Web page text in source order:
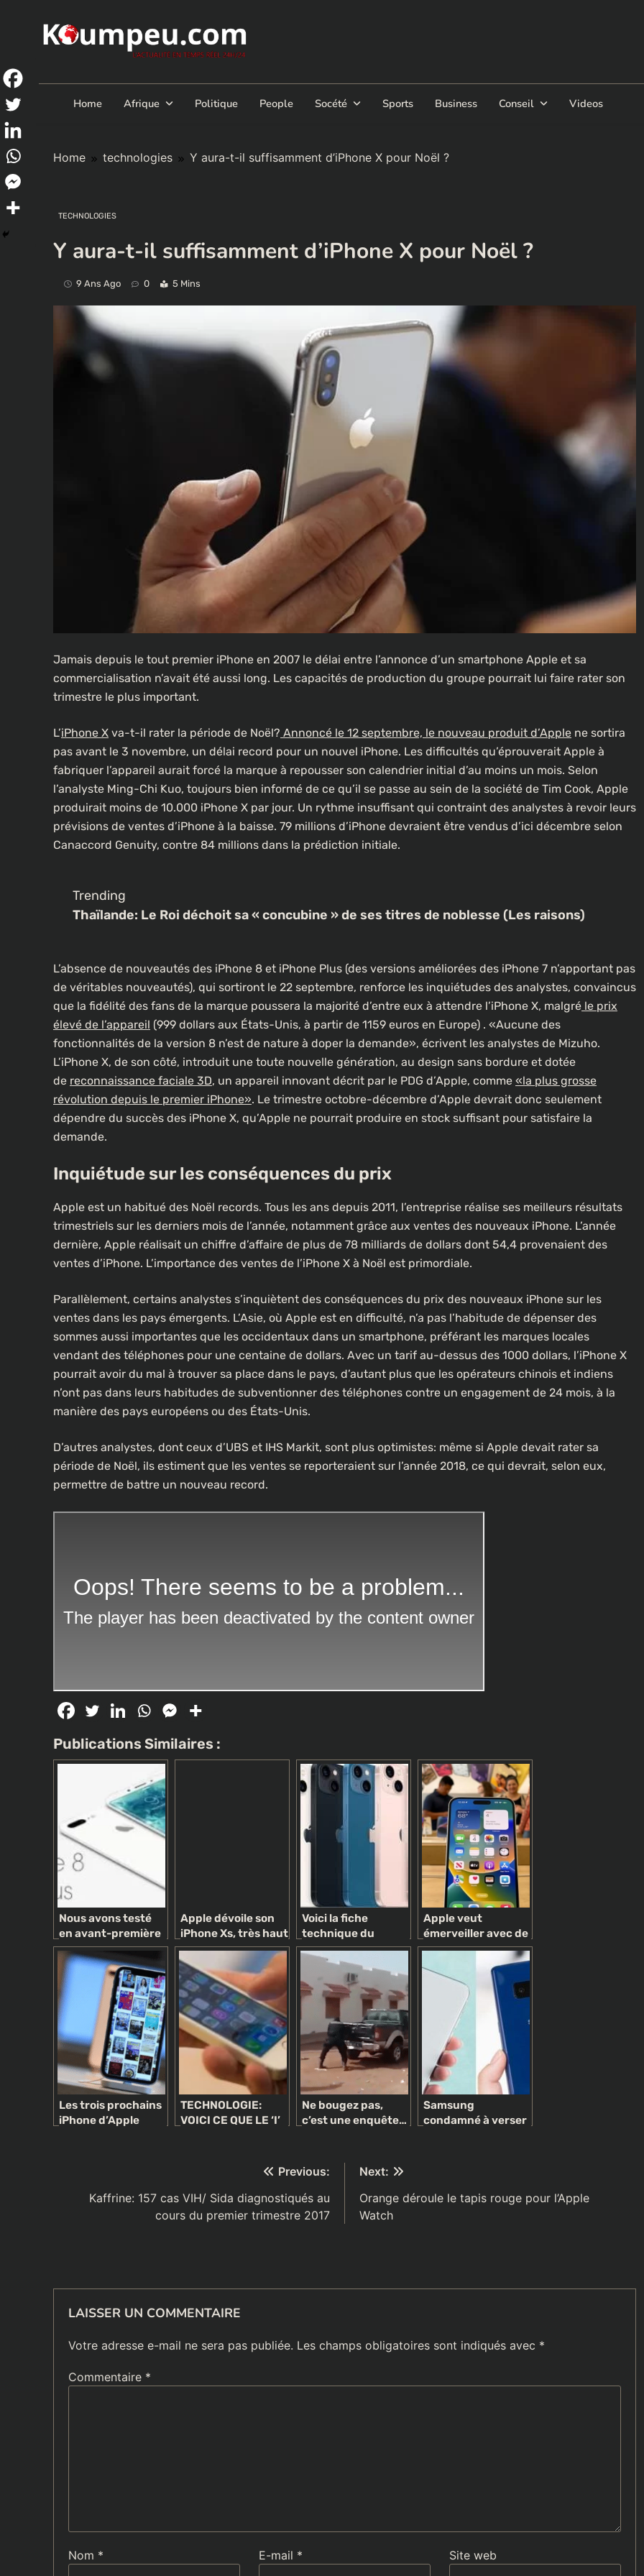
Home Afrique Politique People Socété Sports Business Conseil Videos
Home technologies Y aura-t-il suffisamment d’iPhone X pour Noël ?
TECHNOLOGIES
Y aura-t-il suffisamment d’iPhone X pour Noël ?
9 Ans Ago 0 5 Mins
Jamais depuis le tout premier iPhone en 2007 le délai entre l’annonce d’un smartphone Apple et sa
commercialisation n’avait été aussi long. Les capacités de production du groupe pourrait lui faire rater son
trimestre le plus important.
L’iPhone X va-t-il rater la période de Noël? Annoncé le 12 septembre, le nouveau produit d’Apple ne sortira
pas avant le 3 novembre, un délai record pour un nouvel iPhone. Les difficultés qu’éprouverait Apple à
fabriquer l’appareil aurait forcé la marque à repousser son calendrier initial d’au moins un mois. Selon
l’analyste Ming-Chi Kuo, toujours bien informé de ce qu’il se passe au sein de la société de Tim Cook, Apple
produirait moins de 10.000 iPhone X par jour. Un rythme insuffisant qui contraint des analystes à revoir leurs
prévisions de ventes d’iPhone à la baisse. 79 millions d’iPhone devraient être vendus d’ici décembre selon
Canaccord Genuity, contre 84 millions dans la prédiction initiale.
Trending
Thaïlande: Le Roi déchoit sa « concubine » de ses titres de noblesse (Les raisons)
L’absence de nouveautés des iPhone 8 et iPhone Plus (des versions améliorées des iPhone 7 n’apportant pas
de véritables nouveautés), qui sortiront le 22 septembre, renforce les inquiétudes des analystes, convaincus
que la fidélité des fans de la marque poussera la majorité d’entre eux à attendre l’iPhone X, malgré le prix
élevé de l’appareil (999 dollars aux États-Unis, à partir de 1159 euros en Europe) . «Aucune des
fonctionnalités de la version 8 n’est de nature à doper la demande», écrivent les analystes de Mizuho.
L’iPhone X, de son côté, introduit une toute nouvelle génération, au design sans bordure et dotée
de reconnaissance faciale 3D, un appareil innovant décrit par le PDG d’Apple, comme «la plus grosse
révolution depuis le premier iPhone». Le trimestre octobre-décembre d’Apple devrait donc seulement
dépendre du succès des iPhone X, qu’Apple ne pourrait produire en stock suffisant pour satisfaire la
demande.
Inquiétude sur les conséquences du prix
Apple est un habitué des Noël records. Tous les ans depuis 2011, l’entreprise réalise ses meilleurs résultats
trimestriels sur les derniers mois de l’année, notamment grâce aux ventes des nouveaux iPhone. L’année
dernière, Apple réalisait un chiffre d’affaire de plus de 78 milliards de dollars dont 54,4 provenaient des
ventes d’iPhone. L’importance des ventes de l’iPhone X à Noël est primordiale.
Parallèlement, certains analystes s’inquiètent des conséquences du prix des nouveaux iPhone sur les
ventes dans les pays émergents. L’Asie, où Apple est en difficulté, n’a pas l’habitude de dépenser des
sommes aussi importantes que les occidentaux dans un smartphone, préférant les marques locales
vendant des téléphones pour une centaine de dollars. Avec un tarif au-dessus des 1000 dollars, l’iPhone X
pourrait avoir du mal à trouver sa place dans le pays, d’autant plus que les opérateurs chinois et indiens
n’ont pas dans leurs habitudes de subventionner des téléphones contre un engagement de 24 mois, à la
manière des pays européens ou des États-Unis.
D’autres analystes, dont ceux d’UBS et IHS Markit, sont plus optimistes: même si Apple devait rater sa
période de Noël, ils estiment que les ventes se reporteraient sur l’année 2018, ce qui devrait, selon eux,
permettre de battre un nouveau record.
Publications Similaires :
Nous avons testé
en avant-première
l’iPhone 8 et
l’iPhone 8 Plus
Apple dévoile son
iPhone Xs, très haut
de gamme
Voici la fiche
technique du
nouveau iPhone 13
Apple veut
émerveiller avec de
nouveaux iPhone,
malgré le port de
chargement
universel
Les trois prochains
iPhone d’Apple
TECHNOLOGIE:
VOICI CE QUE LE ‘I’
Ne bougez pas,
c’est une enquête…
Samsung
condamné à verser
Previous:
Kaffrine: 157 cas VIH/ Sida diagnostiqués au
cours du premier trimestre 2017
Next:
Orange déroule le tapis rouge pour l’Apple
Watch
LAISSER UN COMMENTAIRE
Votre adresse e-mail ne sera pas publiée. Les champs obligatoires sont indiqués avec *
Commentaire *
Nom * E-mail * Site web
Un portrait d’Ousmane Sonko flotte dans
2 ans ago
À LA UNE CULTURE